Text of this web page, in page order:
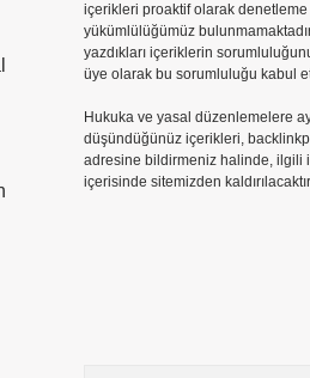
içerikleri proaktif olarak denetleme
yükümlülüğümüz
yazdıkları içeriklerin
üye olarak bu sorumluluğu kabul
Hukuka ve yasal düzenlemelere
düşündüğünüz içerikleri,
adresine bildirmeniz halinde, ilgili
içerisinde sitemizden